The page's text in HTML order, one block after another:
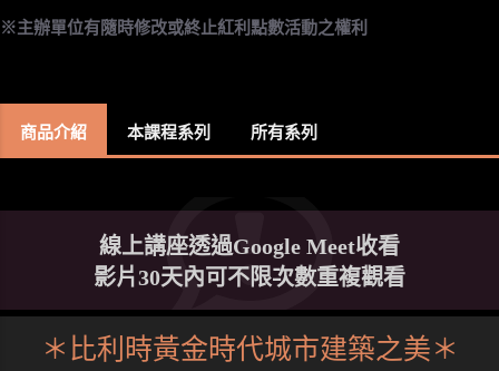
※主辦單位有隨時修改或終止紅利點數活動之權利
商品介紹 本課程系列 所有系列
線上講座透過Google Meet收看
影片30天內可不限次數重複觀看
＊比利時黃金時代城市建築之美＊